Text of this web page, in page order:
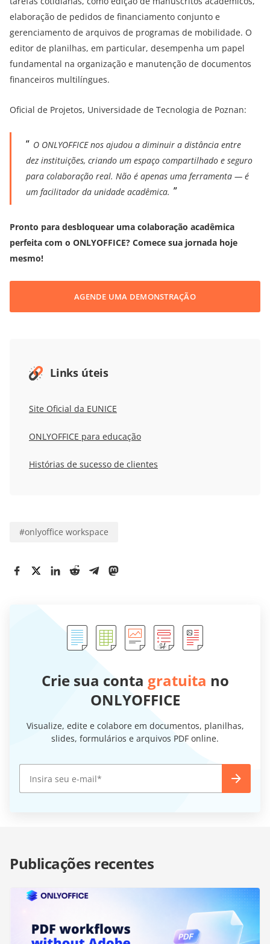
elaboração de pedidos de financiamento conjunto e
gerenciamento de arquivos de programas de mobilidade. O
editor de planilhas, em particular, desempenha um papel
fundamental na organização e manutenção de documentos
financeiros multilíngues.
Oficial de Projetos, Universidade de Tecnologia de Poznan:
O ONLYOFFICE nos ajudou a diminuir a distância entre
dez instituições, criando um espaço compartilhado e seguro
para colaboração real. Não é apenas uma ferramenta — é
um facilitador da unidade acadêmica.
Pronto para desbloquear uma colaboração acadêmica
perfeita com o ONLYOFFICE? Comece sua jornada hoje
mesmo!
AGENDE UMA DEMONSTRAÇÃO
Links úteis
Site Oficial da EUNICE
ONLYOFFICE para educação
Histórias de sucesso de clientes
#onlyoffice workspace
Crie sua conta gratuita no
ONLYOFFICE
Visualize, edite e colabore em documentos, planilhas,
slides, formulários e arquivos PDF online.
Publicações recentes